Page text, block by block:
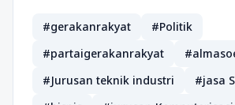
#gerakanrakyat
#Politik
#partaigerakanrakyat
#Jurusan teknik industri
#jasa